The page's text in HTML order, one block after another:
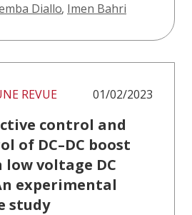
Diallo, Imen Bahri
REVUE 01/02/2023
control and
of DC–DC boost
voltage DC
experimental
study